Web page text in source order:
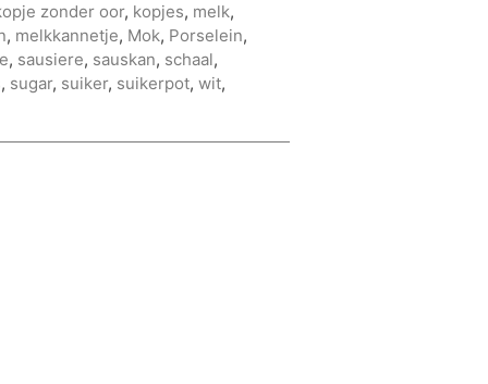
zonder oor, kopjes, melk,
, melkkannetje, Mok, Porselein,
, sausiere, sauskan, schaal,
, sugar, suiker, suikerpot, wit,